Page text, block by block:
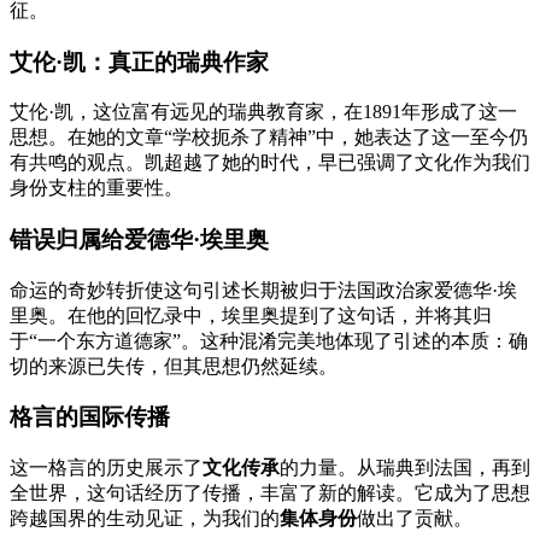
征。
艾伦·凯：真正的瑞典作家
艾伦·凯，这位富有远见的瑞典教育家，在1891年形成了这一
思想。在她的文章“学校扼杀了精神”中，她表达了这一至今仍
有共鸣的观点。凯超越了她的时代，早已强调了文化作为我们
身份支柱的重要性。
错误归属给爱德华·埃里奥
命运的奇妙转折使这句引述长期被归于法国政治家爱德华·埃
里奥。在他的回忆录中，埃里奥提到了这句话，并将其归
于“一个东方道德家”。这种混淆完美地体现了引述的本质：确
切的来源已失传，但其思想仍然延续。
格言的国际传播
这一格言的历史展示了文化传承的力量。从瑞典到法国，再到
全世界，这句话经历了传播，丰富了新的解读。它成为了思想
跨越国界的生动见证，为我们的集体身份做出了贡献。